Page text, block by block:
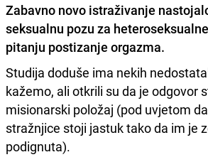
Zabavno novo istraživanje
seksualnu pozu za
pitanju postizanje orgazma.
Studija doduše ima nekih
kažemo, ali otkrili su da je odgovor
misionarski položaj (pod uvjetom
stražnjice stoji jastuk tako da im je
podignuta).